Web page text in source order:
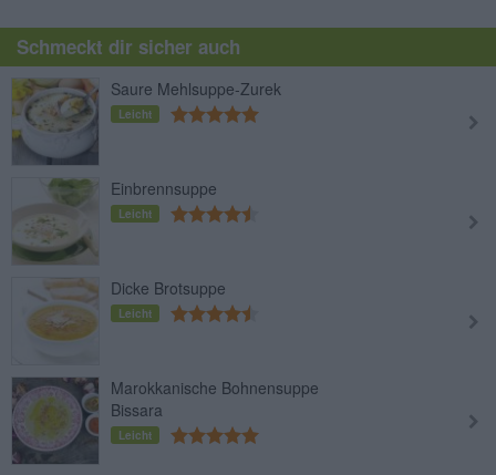
Schmeckt dir sicher auch
Saure Mehlsuppe-Zurek
Leicht
Einbrennsuppe
Leicht
Dicke Brotsuppe
Leicht
Marokkanische Bohnensuppe
Bissara
Leicht